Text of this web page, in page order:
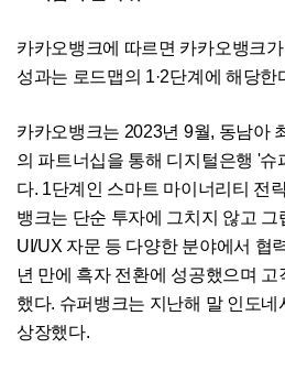
카카오뱅크에 따르면 카카오뱅크
성과는 로드맵의 1·2단계에 해당한
카카오뱅크는 2023년 9월, 동남아
의 파트너십을 통해 디지털은행 '슈
다. 1단계인 스마트 마이너리티 전
뱅크는 단순 투자에 그치지 않고 그
UI/UX 자문 등 다양한 분야에서 협
년 만에 흑자 전환에 성공했으며
했다. 슈퍼뱅크는 지난해 말 인도네
상장했다.